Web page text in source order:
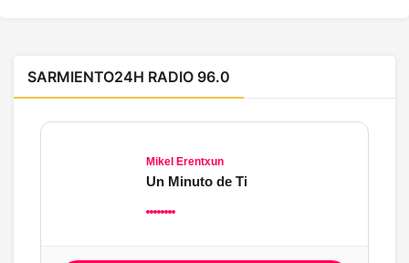
SARMIENTO24H RADIO 96.0
Mikel Erentxun
Un Minuto de Ti